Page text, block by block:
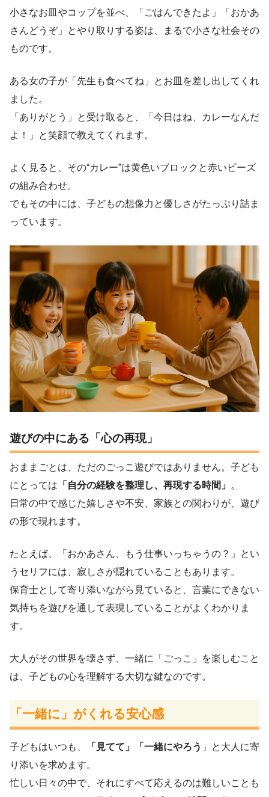
小さなお皿やコップを並べ、「ごはんできたよ」「おかあ
さんどうぞ」とやり取りする姿は、まるで小さな社会その
ものです。
ある女の子が「先生も食べてね」とお皿を差し出してくれ
ました。
「ありがとう」と受け取ると、「今日はね、カレーなんだ
よ！」と笑顔で教えてくれます。
よく見ると、その“カレー”は黄色いブロックと赤いビーズ
の組み合わせ。
でもその中には、子どもの想像力と優しさがたっぷり詰ま
っています。
遊びの中にある「心の再現」
おままごとは、ただのごっこ遊びではありません。子ども
にとっては 「自分の経験を整理し、再現する時間」 。
日常の中で感じた嬉しさや不安、家族との関わりが、遊び
の形で現れます。
たとえば、「おかあさん、もう仕事いっちゃうの？」とい
うセリフには、寂しさが隠れていることもあります。
保育士として寄り添いながら見ていると、言葉にできない
気持ちを遊びを通して表現していることがよくわかりま
す。
大人がその世界を壊さず、一緒に「ごっこ」を楽しむこと
は、子どもの心を理解する大切な鍵なのです。
「一緒に」がくれる安心感
子どもはいつも、 「見てて」「一緒にやろう 」と大人に寄
り添いを求めます。
忙しい日々の中で、それにすべて応えるのは難しいことも